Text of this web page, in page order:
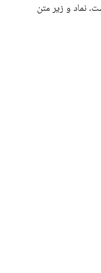
نماد و زیر متن